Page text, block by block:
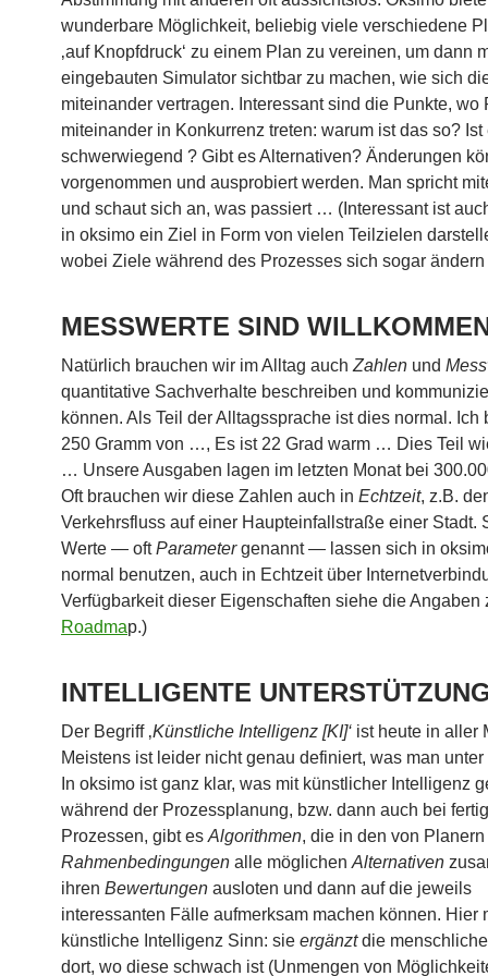
wunderbare Möglichkeit, beliebig viele verschiedene
‚auf Knopfdruck‘ zu einem Plan zu vereinen, um dann
eingebauten Simulator sichtbar zu machen, wie sich
miteinander vertragen. Interessant sind die Punkte, wo
miteinander in Konkurrenz treten: warum ist das so? Ist
schwerwiegend ? Gibt es Alternativen? Änderungen
vorgenommen und ausprobiert werden. Man spricht
und schaut sich an, was passiert … (Interessant ist
in oksimo ein Ziel in Form von vielen Teilzielen
wobei Ziele während des Prozesses sich sogar
MESSWERTE SIND
Natürlich brauchen wir im Alltag auch Zahlen und
quantitative Sachverhalte beschreiben und
können. Als Teil der Alltagssprache ist dies normal. Ich
250 Gramm von …, Es ist 22 Grad warm … Dies Teil
… Unsere Ausgaben lagen im letzten Monat bei
Oft brauchen wir diese Zahlen auch in Echtzeit, z.B.
Verkehrsfluss auf einer Haupteinfallstraße einer Stadt.
Werte — oftParametergenannt — lassen sich in
normal benutzen, auch in Echtzeit über
Verfügbarkeit dieser Eigenschaften siehe die Angaben
Roadmap.)
INTELLIGENTE
Der Begriff ‚Künstliche Intelligenz [KI]‘ ist heute in aller
Meistens ist leider nicht genau definiert, was man unter
In oksimo ist ganz klar, was mit künstlicher Intelligenz
während der Prozessplanung, bzw. dann auch bei
Prozessen, gibt es Algorithmen, die in den von
Rahmenbedingungen alle möglichen Alternativen
ihren Bewertungen ausloten und dann auf die jeweils
interessanten Fälle aufmerksam machen können. Hier
künstliche Intelligenz Sinn: sie ergänztdie
dort, wo diese schwach ist (Unmengen von